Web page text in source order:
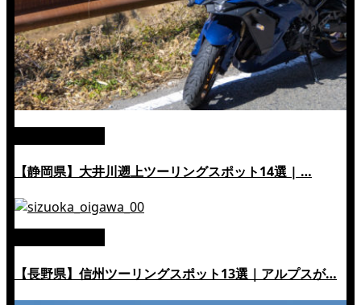
【静岡県】大井川遡上ツーリングスポット14選 | …
【長野県】信州ツーリングスポット13選｜アルプスが…